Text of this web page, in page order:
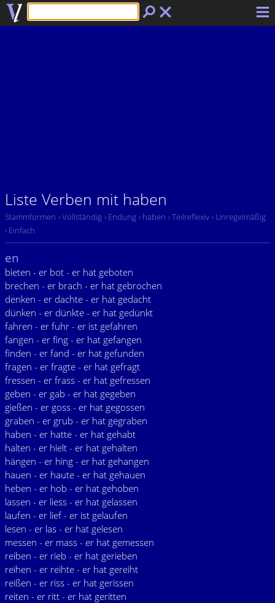
Liste Verben mit haben
Stammformen › Vollständig › Endung › haben › Teilreflexiv › Unregelmäßig
› Einfach
en
bieten - er bot - er hat geboten
brechen - er brach - er hat gebrochen
denken - er dachte - er hat gedacht
dünken - er dünkte - er hat gedünkt
fahren - er fuhr - er ist gefahren
fangen - er fing - er hat gefangen
finden - er fand - er hat gefunden
fragen - er fragte - er hat gefragt
fressen - er frass - er hat gefressen
geben - er gab - er hat gegeben
gießen - er goss - er hat gegossen
graben - er grub - er hat gegraben
haben - er hatte - er hat gehabt
halten - er hielt - er hat gehalten
hängen - er hing - er hat gehangen
hauen - er haute - er hat gehauen
heben - er hob - er hat gehoben
lassen - er liess - er hat gelassen
laufen - er lief - er ist gelaufen
lesen - er las - er hat gelesen
messen - er mass - er hat gemessen
reiben - er rieb - er hat gerieben
reihen - er reihte - er hat gereiht
reißen - er riss - er hat gerissen
reiten - er ritt - er hat geritten